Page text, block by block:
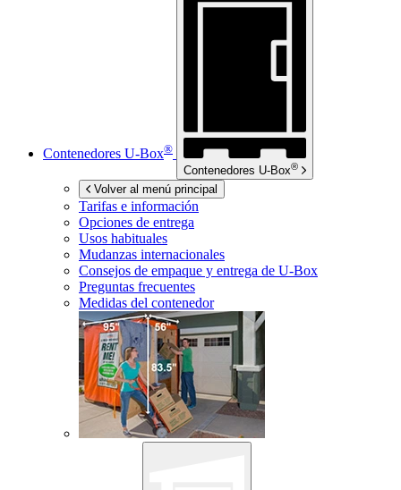
Contenedores U-Box®
Contenedores U-Box®
Volver al menú principal
Tarifas e información
Opciones de entrega
Usos habituales
Mudanzas internacionales
Consejos de empaque y entrega de U-Box
Preguntas frecuentes
Medidas del contenedor